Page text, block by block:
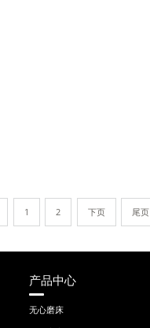
1 2 下页 尾页
产品中心
无心磨床